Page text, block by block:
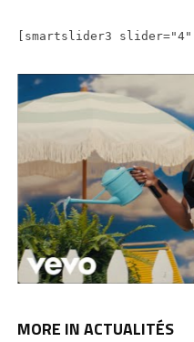
[smartslider3 slider="4"]
MORE IN ACTUALITÉS